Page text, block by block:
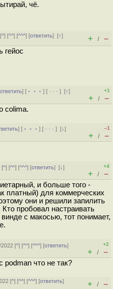
чё.
^] [^^] [^^^] [ответить][↑]
+ / –
ответить] [ ﹢﹢﹢] [ · · ·][↑]
+1
+ / –
colima.
] [ ﹢﹢﹢] [ · · ·][↓]
–1
+ / –
[^] [^^] [^^^] [ответить][↓]
+4
+ / –
и больше того -
платный) для коммерческих
они и решили запилить
пробовал настраивать
с макосью, тот понимает,
2022 [^] [^^] [^^^] [ответить]
+2
+ / –
podman что не так?
[^] [^^] [^^^] [ответить]
+ / –